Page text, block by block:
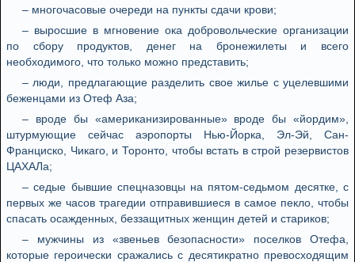
– многочасовые очереди на пункты сдачи крови;
– выросшие в мгновение ока добровольческие организации
по сбору продуктов, денег на бронежилеты и всего
необходимого, что только можно представить;
– люди, предлагающие разделить свое жилье с уцелевшими
беженцами из Отеф Аза;
– вроде бы «американизированные» вроде бы «йордим»,
штурмующие сейчас аэропорты Нью-Йорка, Эл-Эй, Сан-
Франциско, Чикаго, и Торонто, чтобы встать в строй резервистов
ЦАХАЛа;
– седые бывшие спецназовцы на пятом-седьмом десятке, с
первых же часов трагедии отправившиеся в самое пекло, чтобы
спасать осажденных, беззащитных женщин детей и стариков;
– мужчины из «звеньев безопасности» поселков Отефа,
которые героически сражались с десятикратно превосходящим